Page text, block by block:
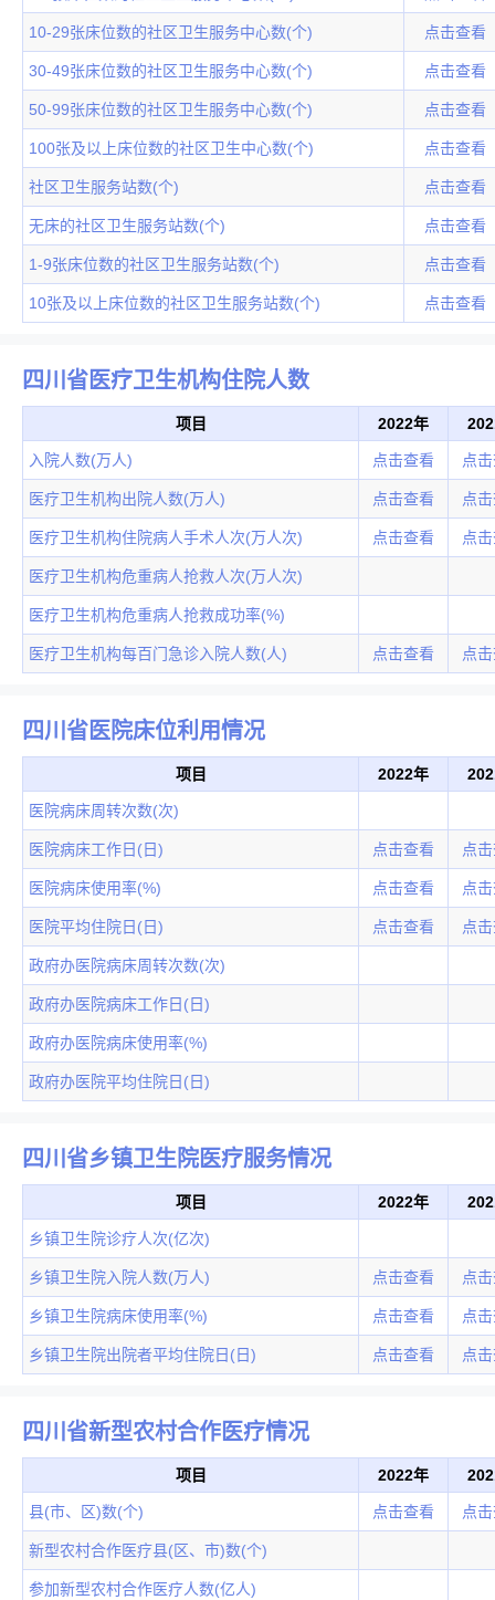
10-29张床位数的社区卫生服务中心数(个) 点击查看
30-49张床位数的社区卫生服务中心数(个) 点击查看
50-99张床位数的社区卫生服务中心数(个) 点击查看
100张及以上床位数的社区卫生中心数(个) 点击查看
社区卫生服务站数(个) 点击查看
无床的社区卫生服务站数(个) 点击查看
1-9张床位数的社区卫生服务站数(个) 点击查看
10张及以上床位数的社区卫生服务站数(个) 点击查看
四川省医疗卫生机构住院人数
项目 2022年
入院人数(万人) 点击查看 点
医疗卫生机构出院人数(万人) 点击查看 点
医疗卫生机构住院病人手术人次(万人次) 点击查看 点
医疗卫生机构危重病人抢救人次(万人次)
医疗卫生机构危重病人抢救成功率(%)
医疗卫生机构每百门急诊入院人数(人) 点击查看 点
四川省医院床位利用情况
项目 2022年
医院病床周转次数(次)
医院病床工作日(日) 点击查看 点
医院病床使用率(%) 点击查看 点
医院平均住院日(日) 点击查看 点
政府办医院病床周转次数(次)
政府办医院病床工作日(日)
政府办医院病床使用率(%)
政府办医院平均住院日(日)
四川省乡镇卫生院医疗服务情况
项目 2022年
乡镇卫生院诊疗人次(亿次)
乡镇卫生院入院人数(万人) 点击查看 点
乡镇卫生院病床使用率(%) 点击查看 点
乡镇卫生院出院者平均住院日(日) 点击查看 点
四川省新型农村合作医疗情况
项目 2022年
县(市、区)数(个) 点击查看 点
新型农村合作医疗县(区、市)数(个)
参加新型农村合作医疗人数(亿人)